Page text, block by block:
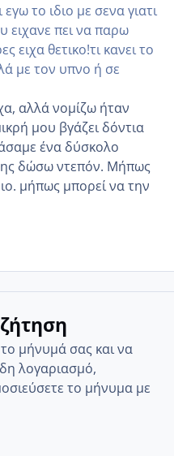
το ιδιο με σενα γιατι
ειχανε πει να παρω
ειχα θετικο!τι κανει το
με τον υπνο ή σε
αλλά νομίζω ήταν
μου βγάζει δόντια
ένα δύσκολο
δώσω ντεπόν. Μήπως
μήπως μπορεί να την
μήνυμά σας και να
λογαριασμό,
το μήνυμα με